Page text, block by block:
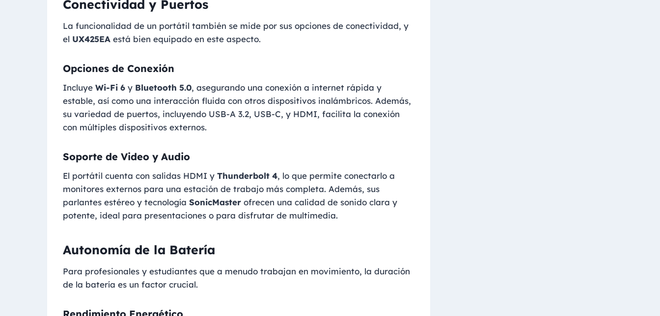
Conectividad y Puertos
La funcionalidad de un portátil también se mide por sus opciones de conectividad, y
el UX425EA está bien equipado en este aspecto.
Opciones de Conexión
Incluye Wi-Fi 6 y Bluetooth 5.0, asegurando una conexión a internet rápida y
estable, así como una interacción fluida con otros dispositivos inalámbricos. Además,
su variedad de puertos, incluyendo USB-A 3.2, USB-C, y HDMI, facilita la conexión
con múltiples dispositivos externos.
Soporte de Video y Audio
El portátil cuenta con salidas HDMI y Thunderbolt 4, lo que permite conectarlo a
monitores externos para una estación de trabajo más completa. Además, sus
parlantes estéreo y tecnología SonicMaster ofrecen una calidad de sonido clara y
potente, ideal para presentaciones o para disfrutar de multimedia.
Autonomía de la Batería
Para profesionales y estudiantes que a menudo trabajan en movimiento, la duración
de la batería es un factor crucial.